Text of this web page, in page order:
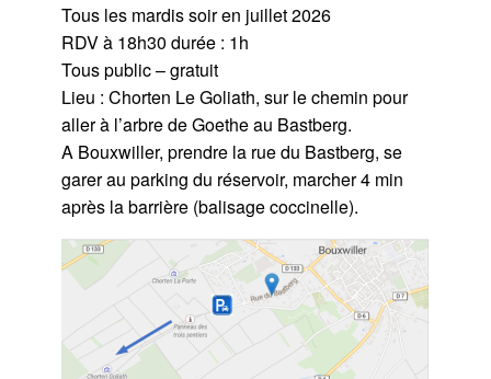
Tous les mardis soir en juillet 2026
RDV à 18h30 durée : 1h
Tous public – gratuit
Lieu : Chorten Le Goliath, sur le chemin pour
aller à l’arbre de Goethe au Bastberg.
A Bouxwiller, prendre la rue du Bastberg, se
garer au parking du réservoir, marcher 4 min
après la barrière (balisage coccinelle).